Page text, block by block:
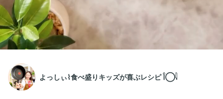
よっしぃ⌇食べ盛りキッズが喜ぶレシピ 𓌉◯𓇋